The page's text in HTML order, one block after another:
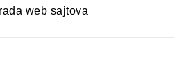
web sajtova